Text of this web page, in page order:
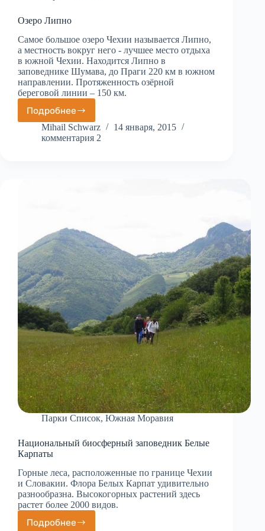
Озеро Липно
Самое большое озеро Чехии называется Липно,
а местность вокруг него - лучшее место отдыха
в южной Чехии. Находится Липно в
заповеднике Шумава, до Праги 220 км в южном
направлении. Протяженность озёрной
береговой линии – 150 км.
Подробнее
Озеро
Липно
Mihail Schwarz
14 января, 2015
комментария 2
Парки Список, Южная Моравия
Национальный биосферный заповедник Белые
Карпаты
Горные леса, расположенные по границе Чехии
и Словакии. Флора Белых Карпат удивительно
разнообразна. Высокогорных растений здесь
растет более 2000 видов.
ПодробнееНациональный